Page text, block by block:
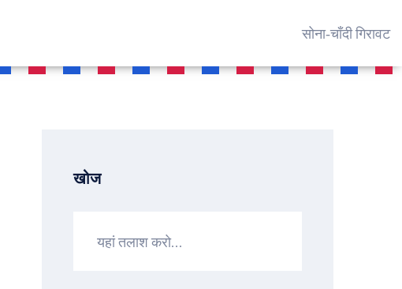
सोना‑चाँदी गिरावट
खोज